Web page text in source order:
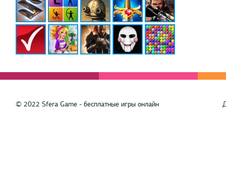
© 2022 Sfera Game - бесплатные игры онлайн